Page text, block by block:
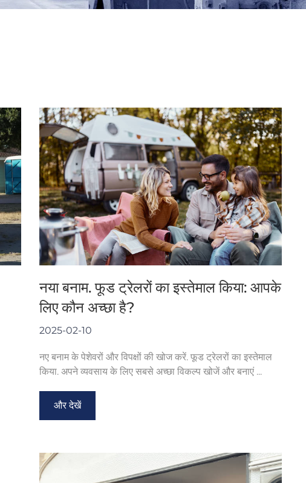
नया बनाम. फूड ट्रेलरों का इस्तेमाल किया: आपके
लिए कौन अच्छा है?
2025-02-10
नए बनाम के पेशेवरों और विपक्षों की खोज करें. फूड ट्रेलरों का इस्तेमाल
किया. अपने व्यवसाय के लिए सबसे अच्छा विकल्प खोजें और बनाएं ...
और देखें